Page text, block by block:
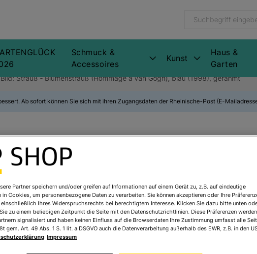
Schmuck &
Accessoires
Kunst
Haus &
Garten
Strauß - Blumenstrauß (Hommage à van Gogh), blau (1998), gerahmt
Ab sofort können Sie sich mit ihren Zugangsdaten der Rheinische-Post (E-
Friedensreich
Strauß -
Gogh), blau
Art.Nr.:923403R2
Sofort lieferbar
Partner speichern und/oder greifen auf Informationen auf einem Gerät zu, z.B. auf eindeutige
in Cookies, um personenbezogene Daten zu verarbeiten. Sie können akzeptieren oder Ihre
Ihres Widerspruchsrechts bei berechtigtem Interesse. Klicken Sie dazu bitte unten
zu einem beliebigen Zeitpunkt die Seite mit den Datenschutzrichtlinien. Diese Präferenzen werden
signalisiert und haben keinen Einfluss auf die Browserdaten Ihre Zustimmung umfasst alle
gem. Art. 49 Abs. 1 S. 1 lit. a DSGVO auch die Datenverarbeitung außerhalb des EWR, z.B. in den
Impressum